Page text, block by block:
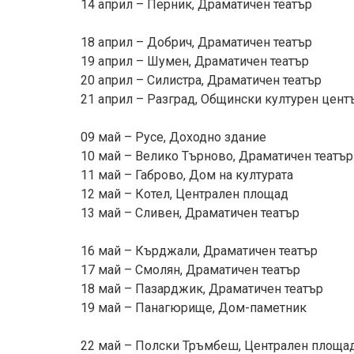
14 април – Перник, Драматичен театър
18 април – Добрич, Драматичен театър
19 април – Шумен, Драматичен театър
20 април – Силистра, Драматичен театър
21 април – Разград, Общински културен
09 май – Русе, Доходно здание
10 май – Велико Търново, Драматичен театър
11 май – Габрово, Дом на културата
12 май – Котел, Централен площад
13 май – Сливен, Драматичен театър
16 май – Кърджали, Драматичен театър
17 май – Смолян, Драматичен театър
18 май – Пазарджик, Драматичен театър
19 май – Панагюрище, Дом-паметник
22 май – Полски Тръмбеш, Централен